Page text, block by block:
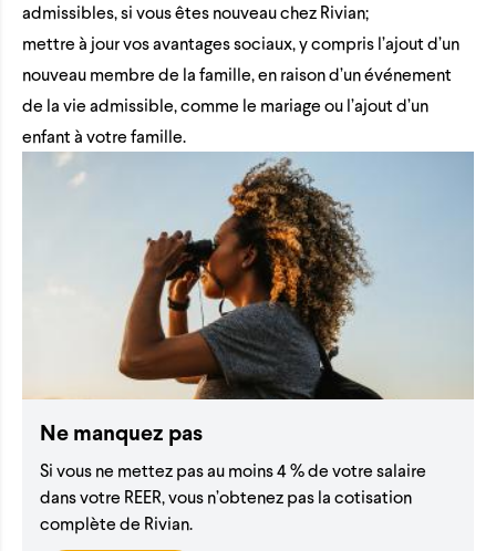
admissibles, si vous êtes nouveau chez Rivian;
mettre à jour vos avantages sociaux, y compris l’ajout d’un
nouveau membre de la famille, en raison d’un événement
de la vie admissible, comme le mariage ou l’ajout d’un
enfant à votre famille.
Ne manquez pas
Si vous ne mettez pas au moins 4 % de votre salaire
dans votre REER, vous n’obtenez pas la cotisation
complète de Rivian.